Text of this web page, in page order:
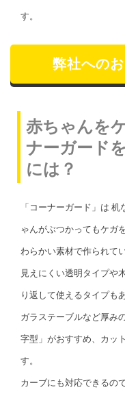
す。
弊社への
赤ちゃんを
ナーガード
には？
「コーナーガード」は
ゃんがぶつかってもケガ
わらかい素材で作られて
見えにくい透明タイプや
り返して使えるタイプも
ガラステーブルなど厚み
字型」がおすすめ、カッ
す。
カーブにも対応できるの